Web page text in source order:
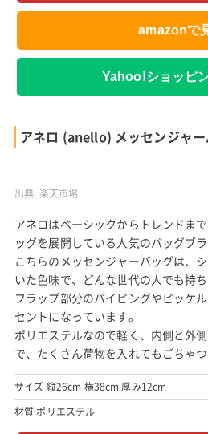
amazonで
Yahoo!ショッピ
アネロ (anello) メッセンジャ
出典: 楽天市場
アネロはベーシックからトレンドま
ッグを展開している人気のバッグブラ
こちらのメッセンジャーバッグは、
いた色味で、どんな世代の人でも持ち
フラップ部分のパイピングやピッケ
セントになっています。
ポリエステルなので軽く、内側と外
で、たくさん荷物を入れてもごちゃつ
サイズ 縦26cm 横38cm 厚み12cm
材質 ポリエステル